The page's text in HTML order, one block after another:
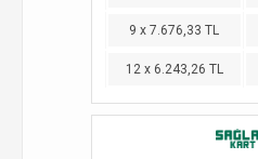
9 x 7.676,33 TL
12 x 6.243,26 TL